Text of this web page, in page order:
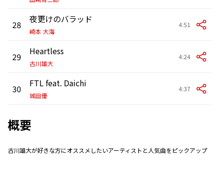
28 夜更けのバラッド
崎本 大海
4:51
29 Heartless
古川雄大
4:24
30 FTL feat. Daichi
城田優
4:37
概要
古川雄大が好きな方にオススメしたいアーティストと人気曲をピックアップ